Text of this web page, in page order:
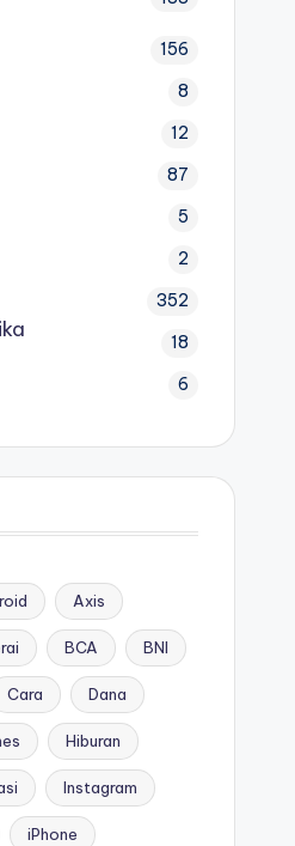
156
8
12
87
5
2
352
18
6
Axis
BCA BNI
Cara Dana
Hiburan
Instagram
iPhone